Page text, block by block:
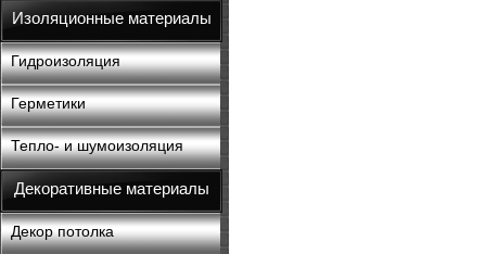
Изоляционные материалы
Гидроизоляция
Герметики
Тепло- и шумоизоляция
Декоративные материалы
Декор потолка